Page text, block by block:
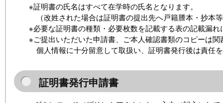
※証明書の氏名はすべて在学時の氏名となります。
（改姓された場合は証明書の提出先へ戸籍謄本・抄本
※必要な証明書の種類・必要枚数を記載する表の記載漏
※ご提出いただいた申請書、ご本人確認書類のコピーは関
個人情報に十分留意して取扱い、証明書発行後は責任
証明書発行申請書